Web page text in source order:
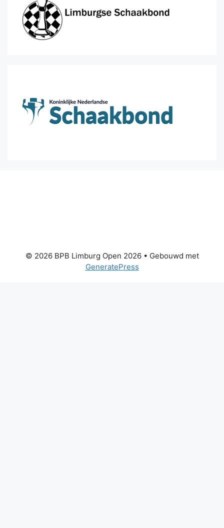
© 2026 BPB Limburg Open 2026• Gebouwd met
GeneratePress